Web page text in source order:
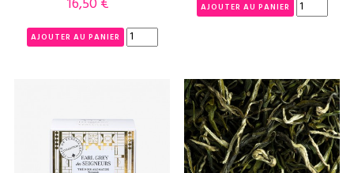
AJOUTER AU PANIER
AJOUTER AU PANIER